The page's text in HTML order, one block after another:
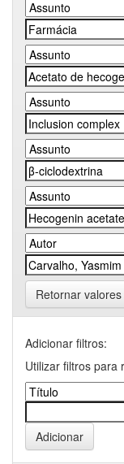
Retornar valores
Adicionar filtros:
Utilizar filtros para